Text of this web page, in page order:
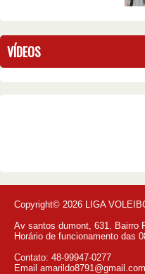
VÍDEOS
Copyright© 2026 LIGA
Av santos dumont, 631. Bairro
Horário de funcionamento das
Contato: 48-99947-0277
Email amarildo8791@gmail.com